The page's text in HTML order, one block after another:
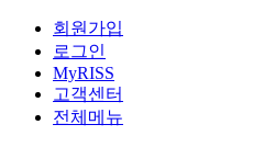
회원가입
로그인
MyRISS
고객센터
전체메뉴